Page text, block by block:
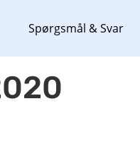
Spørgsmål & Svar